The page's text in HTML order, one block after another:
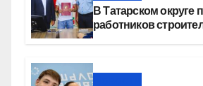
В Татарском округе
работников